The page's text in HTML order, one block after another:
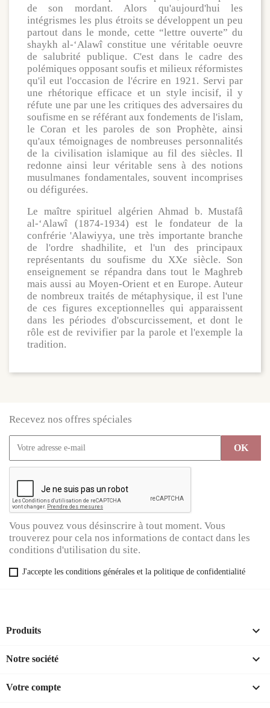
de son mordant.Alors qu'aujourd'hui les
intégrismes les plus étroits se développent un peu
partout dans le monde, cette “lettre ouverte” du
shaykh al-‘Alawî constitue une véritable oeuvre
de salubrité publique. C'est dans le cadre des
polémiques opposant soufis et milieux réformistes
qu'il eut l'occasion de l'écrire en 1921. Servi par
une rhétorique efficace et un style incisif, il y
réfute une par une les critiques des adversaires du
soufisme en se référant aux fondements de l'islam,
le Coran et les paroles de son Prophète, ainsi
qu'aux témoignages de nombreuses personnalités
de la civilisation islamique au fil des siècles. Il
redonne ainsi leur véritable sens à des notions
musulmanes fondamentales, souvent incomprises
ou défigurées.
Le maître spirituel algérien Ahmad b. Mustafâ
al-‘Alawî (1874-1934) est le fondateur de la
confrérie 'Alawiyya, une très importante branche
de l'ordre shadhilite, et l'un des principaux
représentants du soufisme du XXe siècle. Son
enseignement se répandra dans tout le Maghreb
mais aussi au Moyen-Orient et en Europe. Auteur
de nombreux traités de métaphysique, il est l'une
de ces figures exceptionnelles qui apparaissent
dans les périodes d'obscurcissement, et dont le
rôle est de revivifier par la parole et l'exemple la
tradition.
Recevez nos offres spéciales
Vous pouvez vous désinscrire à tout moment. Vous
trouverez pour cela nos informations de contact dans les
conditions d'utilisation du site.
J'accepte les conditions générales et la politique de confidentialité
Produits 
Notre société 
Votre compte 